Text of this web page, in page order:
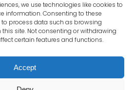
we use technologies like cookies to
information. Consenting to these
process data such as browsing
site. Not consenting or withdrawing
certain features and functions.
Accept
|
Privacidad